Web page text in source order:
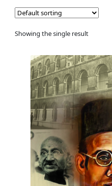
Showing the single result